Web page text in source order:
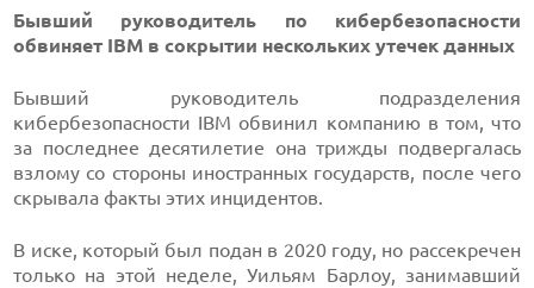
Бывший руководитель по кибербезопасности
обвиняет IBM в сокрытии нескольких утечек данных
Бывший руководитель подразделения
кибербезопасности IBM обвинил компанию в том, что
за последнее десятилетие она трижды подвергалась
взлому со стороны иностранных государств, после чего
скрывала факты этих инцидентов.
В иске, который был подан в 2020 году, но рассекречен
только на этой неделе, Уильям Барлоу, занимавший